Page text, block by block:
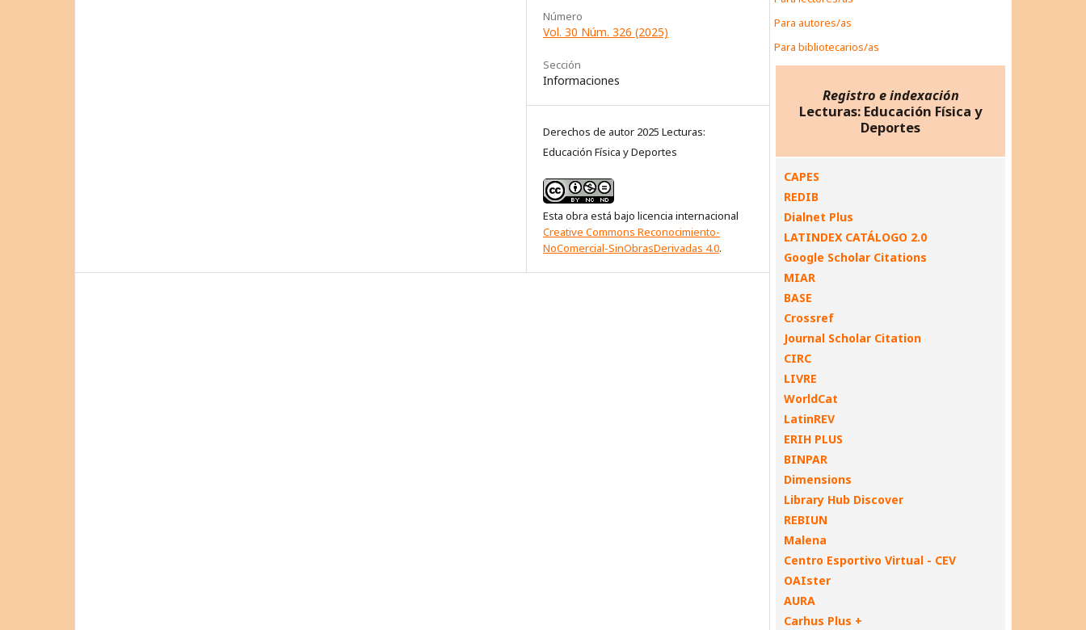
Número
Vol. 30 Núm. 326 (2025)
Sección
Informaciones
Derechos de autor 2025 Lecturas:
Educación Física y Deportes
Esta obra está bajo licencia internacional
Creative Commons Reconocimiento-
NoComercial-SinObrasDerivadas 4.0.
Para autores/as
Para bibliotecarios/as
Registro e indexación
Lecturas: Educación Física y
Deportes
CAPES
REDIB
Dialnet Plus
LATINDEX CATÁLOGO 2.0
Google Scholar Citations
MIAR
BASE
Crossref
Journal Scholar Citation
CIRC
LIVRE
WorldCat
LatinREV
ERIH PLUS
BINPAR
Dimensions
Library Hub Discover
REBIUN
Malena
Centro Esportivo Virtual - CEV
OAIster
AURA
Carhus Plus +